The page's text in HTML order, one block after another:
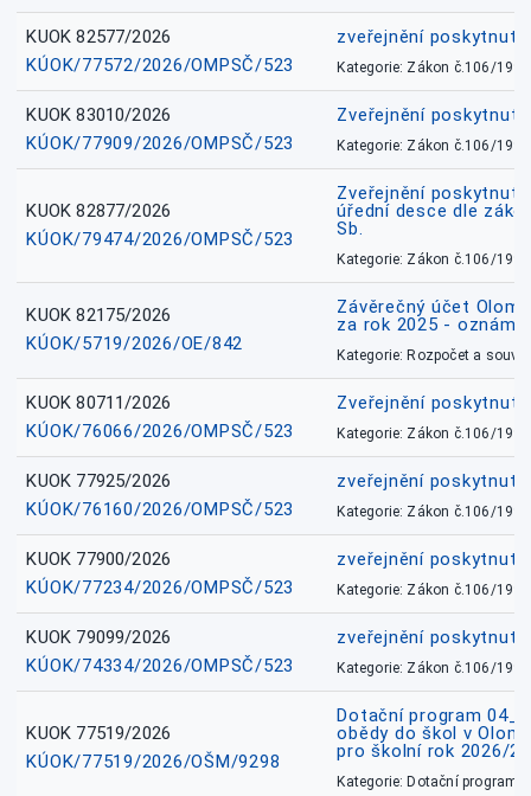
KUOK 82577/2026
KÚOK/77572/2026/OMPSČ/523
zveřejnění
Kategorie: Zákon č.106/1999
KUOK 83010/2026
KÚOK/77909/2026/OMPSČ/523
Zveřejnění
Kategorie: Zákon č.106/1999
KUOK 82877/2026
KÚOK/79474/2026/OMPSČ/523
Zveřejnění
úřední desce dle
Sb.
Kategorie: Zákon č.106/1999
KUOK 82175/2026
KÚOK/5719/2026/OE/842
Závěrečný účet
za rok 2025 -
Kategorie: Rozpočet a
KUOK 80711/2026
KÚOK/76066/2026/OMPSČ/523
Zveřejnění
Kategorie: Zákon č.106/1999
KUOK 77925/2026
KÚOK/76160/2026/OMPSČ/523
zveřejnění
Kategorie: Zákon č.106/1999
KUOK 77900/2026
KÚOK/77234/2026/OMPSČ/523
zveřejnění
Kategorie: Zákon č.106/1999
KUOK 79099/2026
KÚOK/74334/2026/OMPSČ/523
zveřejnění
Kategorie: Zákon č.106/1999
KUOK 77519/2026
KÚOK/77519/2026/OŠM/9298
Dotační program
obědy do škol v
pro školní rok 2026/
Kategorie: Dotační